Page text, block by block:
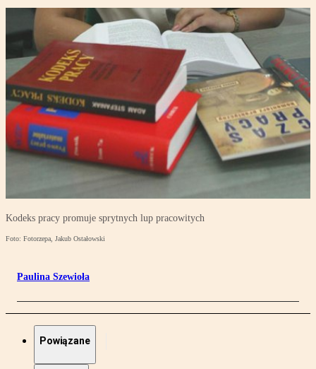
Kodeks pracy promuje sprytnych lup pracowitych
Foto: Fotorzepa, Jakub Ostałowski
Paulina Szewioła
Powiązane